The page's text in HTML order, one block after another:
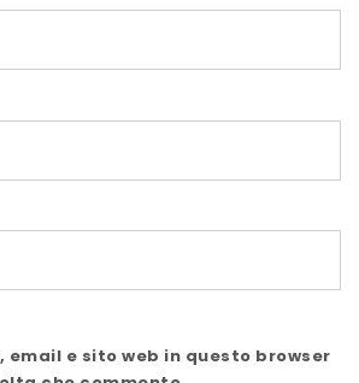
email e sito web in questo browser